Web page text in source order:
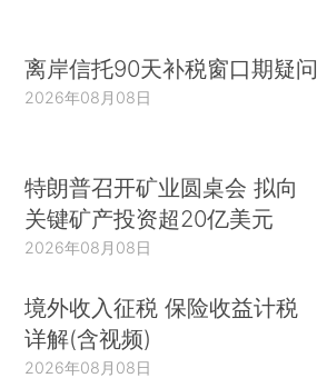
离岸信托90天补税窗口期疑问
2026年08月08日
特朗普召开矿业圆桌会 拟向
关键矿产投资超20亿美元
2026年08月08日
境外收入征税 保险收益计税
详解(含视频)
2026年08月08日